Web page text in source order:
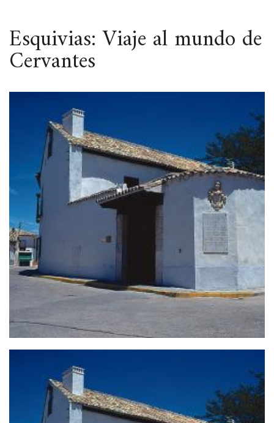
ESPACIO
Esquivias: Viaje al mundo de
Cervantes